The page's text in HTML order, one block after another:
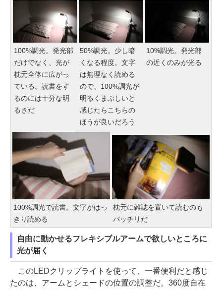
100%調光。発光部
だけでなく、光が
枕元全体に広がっ
ている。読書をす
るのには十分な明
るさだ
50%調光。少し暗
くなる程度。文字
は無理なく読める
ので、100%調光が
明るくまぶしいと
感じたらこちらの
ほうが良いだろう
10%調光。発光部
の近くのみが光る
100%調光で読書。文字がはっ
きり読める
枕元に雑誌を置いて読むのも
バッチリだ
自由に動かせるフレキシブルアームで欲しいところに
光が届く
このLEDクリップライトを使って、一番便利だと感じ
たのは、アームとシェードの位置の調整だ。360度自在